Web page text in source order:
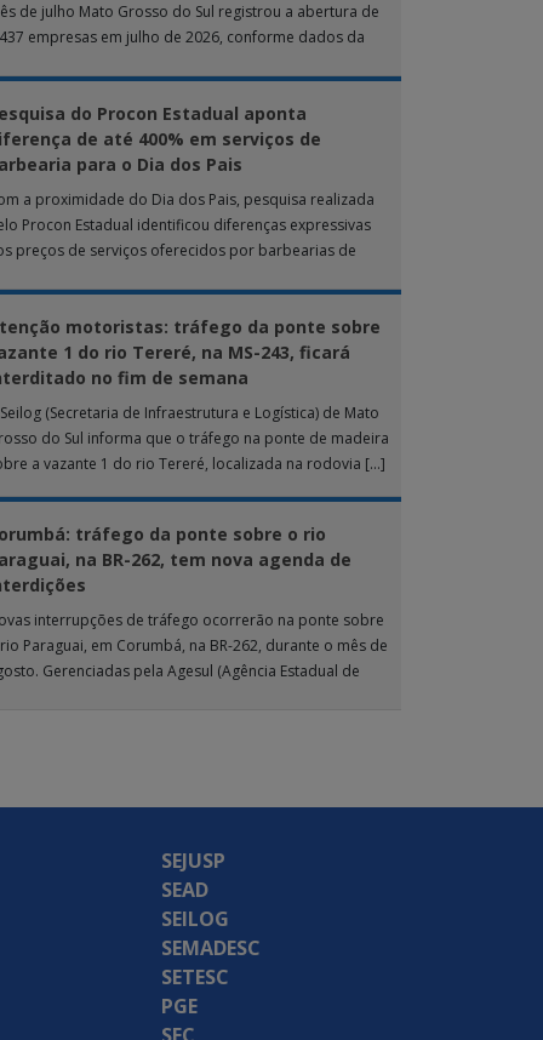
de julho Mato Grosso do Sul registrou a abertura de
empresas em julho de 2026, conforme dados da
do Procon Estadual aponta
de até 400% em serviços de
para o Dia dos Pais
a proximidade do Dia dos Pais, pesquisa realizada
Procon Estadual identificou diferenças expressivas
preços de serviços oferecidos por barbearias de
motoristas: tráfego da ponte sobre
1 do rio Tereré, na MS-243, ficará
no fim de semana
(Secretaria de Infraestrutura e Logística) de Mato
do Sul informa que o tráfego na ponte de madeira
a vazante 1 do rio Tereré, localizada na rodovia […]
tráfego da ponte sobre o rio
na BR-262, tem nova agenda de
interrupções de tráfego ocorrerão na ponte sobre
Paraguai, em Corumbá, na BR-262, durante o mês de
Gerenciadas pela Agesul (Agência Estadual de
SEJUSP
SEAD
SEILOG
SEMADESC
SETESC
PGE